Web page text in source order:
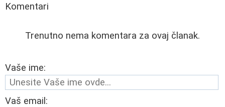
Komentari
Trenutno nema komentara za ovaj članak.
Vaše ime:
Vaš email: